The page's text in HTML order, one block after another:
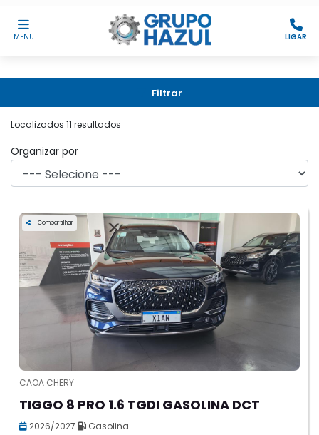
MENU LIGAR
Localizados 11 resultados
Filtrar
Organizar por
Compartilhar
CAOA CHERY
TIGGO 8 PRO 1.6 TGDI GASOLINA DCT
2026/2027
Gasolina